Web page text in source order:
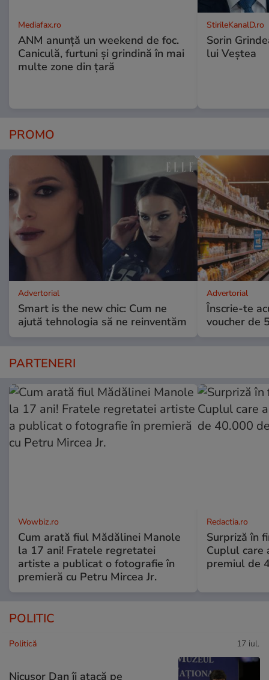
Mediafax.ro
ANM anunță un weekend de foc.
Caniculă, furtuni și grindină în mai
multe zone din țară
StirileKanalD.ro
Sorin
lui Veștea
PROMO
Advertorial
Smart is the new chic: Cum ne
ajută tehnologia să ne reinventăm
Advertorial
Înscrie-te
voucher de
PARTENERI
Wowbiz.ro
Cum arată fiul Mădălinei Manole
la 17 ani! Fratele regretatei
artiste a publicat o fotografie în
premieră cu Petru Mircea Jr.
Redactia.ro
Surpriză în
Cuplul care
premiul de
POLITIC
Politică 17 iul.
Nicușor Dan îi atacă pe